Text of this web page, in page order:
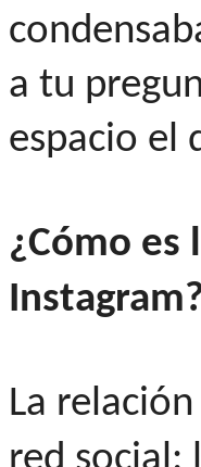
a tu
espacio el
¿Cómo
La